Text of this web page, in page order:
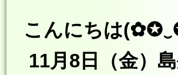
こんにちは
11月8日（金）